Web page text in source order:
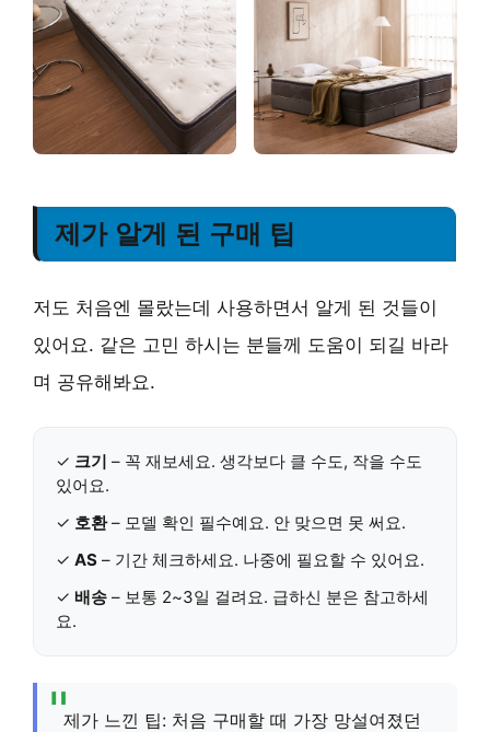
제가 알게 된 구매 팁
저도 처음엔 몰랐는데 사용하면서 알게 된 것들이
있어요. 같은 고민 하시는 분들께 도움이 되길 바라
며 공유해봐요.
✓ 크기 – 꼭 재보세요. 생각보다 클 수도, 작을 수도
있어요.
✓ 호환– 모델 확인 필수예요. 안 맞으면 못 써요.
✓ AS – 기간 체크하세요. 나중에 필요할 수 있어요.
✓ 배송 – 보통 2~3일 걸려요. 급하신 분은 참고하세
요.
제가 느낀 팁: 처음 구매할 때 가장 망설여졌던